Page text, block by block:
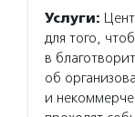
Услуги:
для того,
в
об
и